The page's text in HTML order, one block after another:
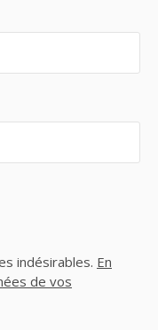
indésirables. En
de vos